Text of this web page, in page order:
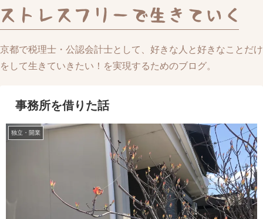
京都で税理士・公認会計士として、好きな人と好きなことだけ
をして生きていきたい！を実現するためのブログ。
事務所を借りた話
独立・開業